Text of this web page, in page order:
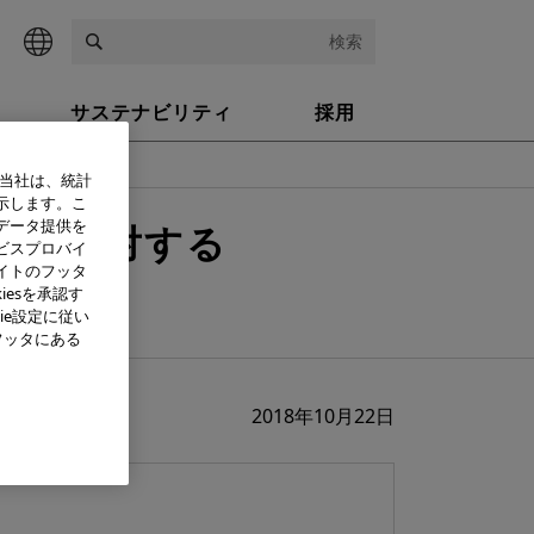
検索
サステナビリティ 採用
害に対する
て
2018年10月22日
社は、統計
します。こ
ータ提供を
スプロバイ
トのフッタ
を承認す
設定に従い
タにある